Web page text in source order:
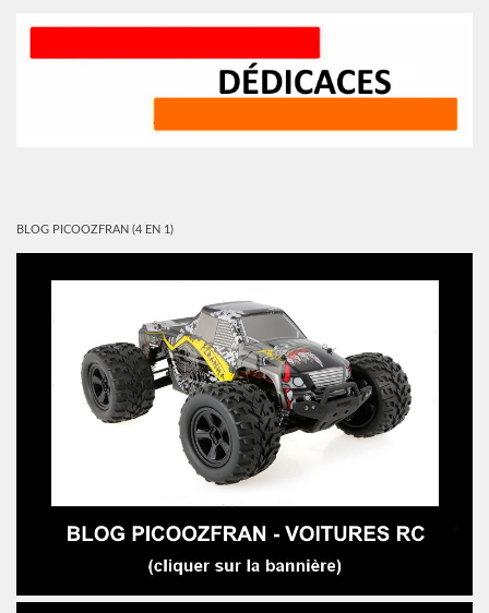
BLOG PICOOZFRAN (4 EN 1)